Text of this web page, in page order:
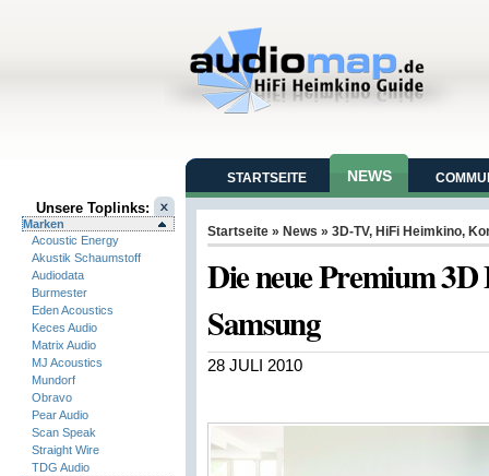
Unsere Toplinks:
Marken
Acoustic Energy
Akustik Schaumstoff
Audiodata
Burmester
Eden Acoustics
Keces Audio
Matrix Audio
MJ Acoustics
Mundorf
Obravo
Pear Audio
Scan Speak
Straight Wire
TDG Audio
STARTSEITE NEWS
Startseite » News » 3D-TV, HiFi Heimkino,
Die neue Premium
Samsung
28 JULI 2010